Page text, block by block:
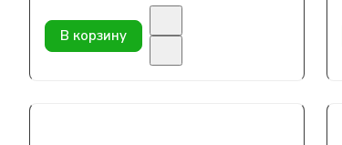
В корзину